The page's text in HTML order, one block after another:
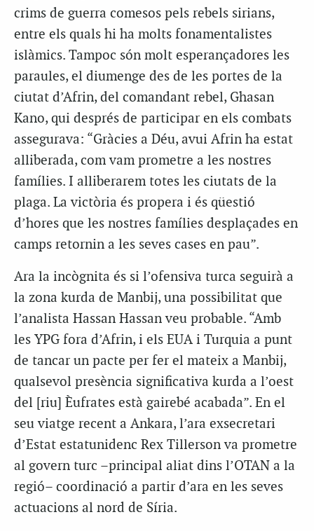
crims de guerra comesos pels rebels sirians,
entre els quals hi ha molts fonamentalistes
islàmics. Tampoc són molt esperançadores les
paraules, el diumenge des de les portes de la
ciutat d’Afrin, del comandant rebel, Ghasan
Kano, qui després de participar en els combats
assegurava: “Gràcies a Déu, avui Afrin ha estat
alliberada, com vam prometre a les nostres
famílies. I alliberarem totes les ciutats de la
plaga. La victòria és propera i és qüestió
d’hores que les nostres famílies desplaçades en
camps retornin a les seves cases en pau”.
Ara la incògnita és si l’ofensiva turca seguirà a
la zona kurda de Manbij, una possibilitat que
l’analista Hassan Hassan veu probable. “Amb
les YPG fora d’Afrin, i els EUA i Turquia a punt
de tancar un pacte per fer el mateix a Manbij,
qualsevol presència significativa kurda a l’oest
del [riu] Èufrates està gairebé acabada”. En el
seu viatge recent a Ankara, l’ara exsecretari
d’Estat estatunidenc Rex Tillerson va prometre
al govern turc –principal aliat dins l’OTAN a la
regió– coordinació a partir d’ara en les seves
actuacions al nord de Síria.